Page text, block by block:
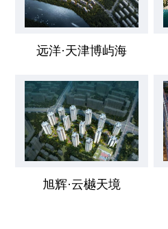
远洋·天津博屿海
旭辉·云樾天境